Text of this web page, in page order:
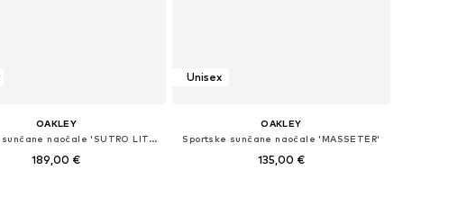
OAKLEY
Sportske sunčane naočale 'SUTRO LITE SWEEP'
189,00 €
Unisex
OAKLEY
Sportske sunčane naočale 'MASSETER'
135,00 €